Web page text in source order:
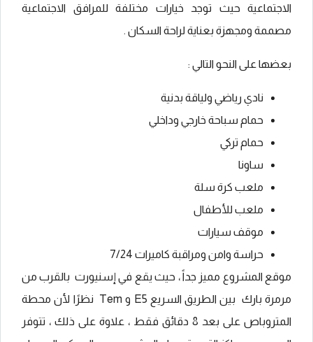
الاجتماعية حيث توجد خيارات مختلفة للمرافق الاجتماعية
مصممة ومجهزة بعناية لراحة السكان .
بعضها على النحو التالي :
نادي رياضي ولياقة بدنية
حمام سباحة خارجي وداخلي
حمام تركي
ساونا
ملعب كرة سلة
ملعب للأطفال
موقف سيارات
حراسة وامن ومراقبة كاميرات 7/24
موقع المشروع مميز جداً ، حيث يقع في إسنيورت بالقرب من
مرمرة بارك بين الطريق السريع E5 و Tem نظرًا لأن محطة
المتروباص على بعد 8 دقائق فقط ، علاوة على ذلك ، تتوفر